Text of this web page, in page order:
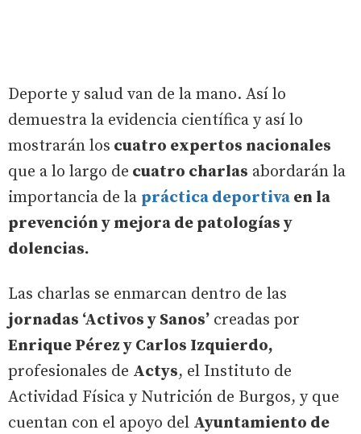
Deporte y salud van de la mano. Así lo
demuestra la evidencia científica y así lo
mostrarán los cuatro expertos nacionales
que a lo largo de cuatro charlas abordarán la
importancia de la práctica deportiva en la
prevención y mejora de patologías y
dolencias.
Las charlas se enmarcan dentro de las
jornadas ‘Activos y Sanos’ creadas por
Enrique Pérez y Carlos Izquierdo,
profesionales de Actys, el Instituto de
Actividad Física y Nutrición de Burgos, y que
cuentan con el apoyo del Ayuntamiento de